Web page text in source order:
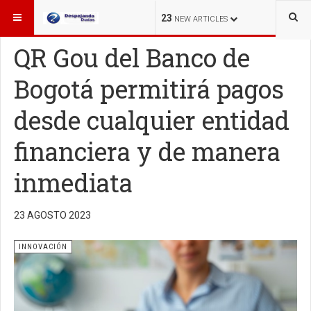
23 NEW ARTICLES
ESTÁ AQUÍ: INNOVACIÓN
QR Gou del Banco de
Bogotá permitirá pagos
desde cualquier entidad
financiera y de manera
inmediata
23 AGOSTO 2023
INNOVACIÓN